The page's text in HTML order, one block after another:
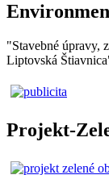
"Stavebné úpravy,
Liptovská
Projekt-